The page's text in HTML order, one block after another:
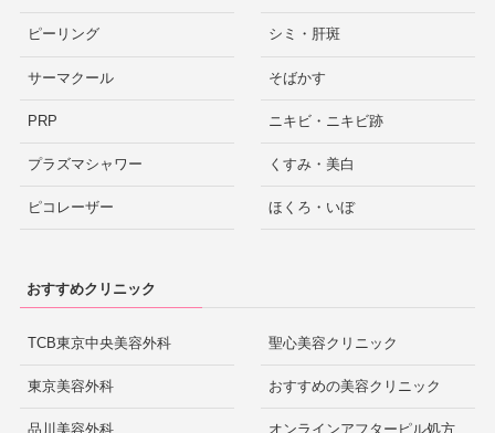
ピーリング
サーマクール
PRP
プラズマシャワー
ピコレーザー
シミ・肝斑
そばかす
ニキビ・ニキビ跡
くすみ・美白
ほくろ・いぼ
おすすめクリニック
TCB東京中央美容外科
東京美容外科
品川美容外科
聖心美容クリニック
おすすめの美容クリニック
オンラインアフターピル処方